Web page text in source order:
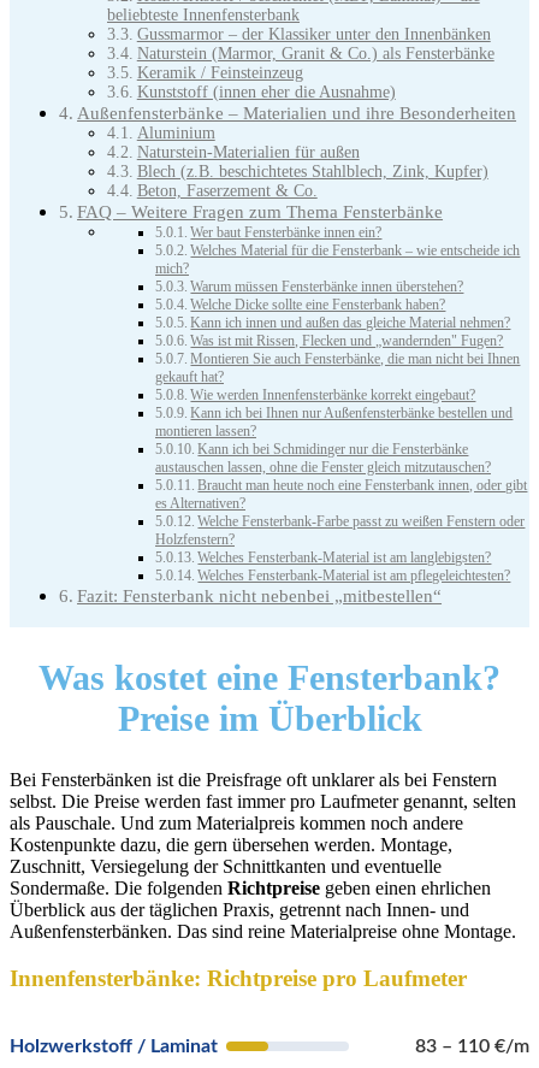
beliebteste Innenfensterbank
Gussmarmor – der Klassiker unter den Innenbänken
Naturstein (Marmor, Granit & Co.) als Fensterbänke
Keramik / Feinsteinzeug
Kunststoff (innen eher die Ausnahme)
Außenfensterbänke – Materialien und ihre Besonderheiten
Aluminium
Naturstein-Materialien für außen
Blech (z.B. beschichtetes Stahlblech, Zink, Kupfer)
Beton, Faserzement & Co.
FAQ – Weitere Fragen zum Thema Fensterbänke
Wer baut Fensterbänke innen ein?
Welches Material für die Fensterbank – wie entscheide ich
mich?
Warum müssen Fensterbänke innen überstehen?
Welche Dicke sollte eine Fensterbank haben?
Kann ich innen und außen das gleiche Material nehmen?
Was ist mit Rissen, Flecken und „wandernden" Fugen?
Montieren Sie auch Fensterbänke, die man nicht bei Ihnen
gekauft hat?
Wie werden Innenfensterbänke korrekt eingebaut?
Kann ich bei Ihnen nur Außenfensterbänke bestellen und
montieren lassen?
Kann ich bei Schmidinger nur die Fensterbänke
austauschen lassen, ohne die Fenster gleich mitzutauschen?
Braucht man heute noch eine Fensterbank innen, oder gibt
es Alternativen?
Welche Fensterbank-Farbe passt zu weißen Fenstern oder
Holzfenstern?
Welches Fensterbank-Material ist am langlebigsten?
Welches Fensterbank-Material ist am pflegeleichtesten?
Fazit: Fensterbank nicht nebenbei „mitbestellen“
Was kostet eine Fensterbank?
Preise im Überblick
Bei Fensterbänken ist die Preisfrage oft unklarer als bei Fenstern
selbst. Die Preise werden fast immer pro Laufmeter genannt, selten
als Pauschale. Und zum Materialpreis kommen noch andere
Kostenpunkte dazu, die gern übersehen werden. Montage,
Zuschnitt, Versiegelung der Schnittkanten und eventuelle
Sondermaße. Die folgenden Richtpreise geben einen ehrlichen
Überblick aus der täglichen Praxis, getrennt nach Innen- und
Außenfensterbänken. Das sind reine Materialpreise ohne Montage.
Innenfensterbänke: Richtpreise pro Laufmeter
Holzwerkstoff / Laminat 83 – 110 €/m